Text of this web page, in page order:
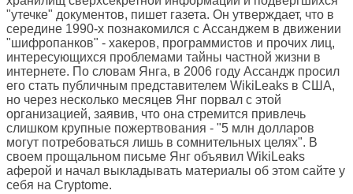
"утечке" документов, пишет газета. Он утверждает, что в
середине 1990-х познакомился с Ассанджем в движении
"шифропанков" - хакеров, программистов и прочих лиц,
интересующихся проблемами тайны частной жизни в
интернете. По словам Янга, в 2006 году Ассандж просил
его стать публичным представителем WikiLeaks в США,
но через несколько месяцев Янг порвал с этой
организацией, заявив, что она стремится привлечь
слишком крупные пожертвования - "5 млн долларов
могут потребоваться лишь в сомнительных целях". В
своем прощальном письме Янг объявил WikiLeaks
аферой и начал выкладывать материалы об этом сайте у
себя на Cryptome.